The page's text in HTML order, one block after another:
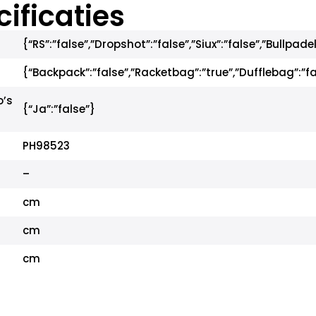
{“Ja”:”false”}
PH98523
–
cm
cm
cm